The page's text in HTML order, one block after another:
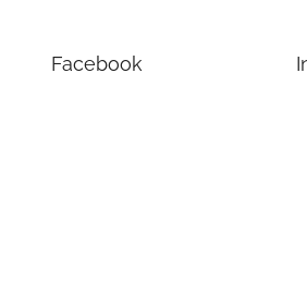
Facebook